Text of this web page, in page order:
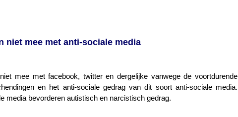
niet mee met anti-sociale media
mee met facebook, twitter en dergelijke vanwege de voortdurende
en het anti-sociale gedrag van dit soort anti-sociale media.
media bevorderen autistisch en narcistisch gedrag.